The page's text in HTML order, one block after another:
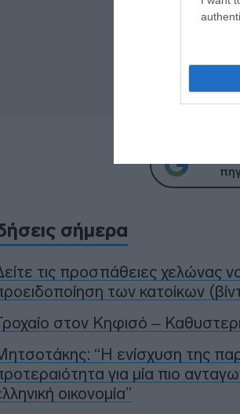
σήμερα
τις προσπάθειες χελώνας
των κατοίκων
στον Κηφισό –
“Η ενίσχυση της
για μία πιο
οικονομία”